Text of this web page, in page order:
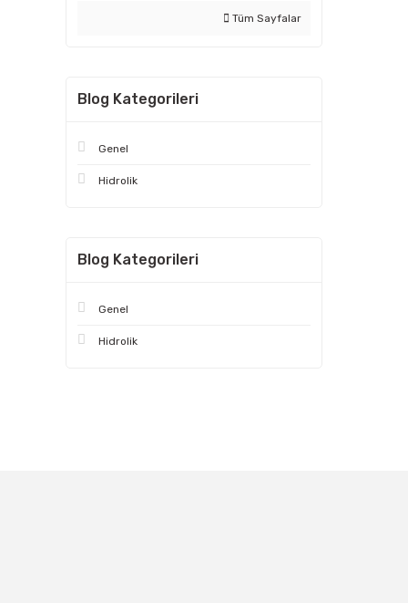
Tüm Sayfalar
Blog Kategorileri
Genel
Hidrolik
Blog Kategorileri
Genel
Hidrolik